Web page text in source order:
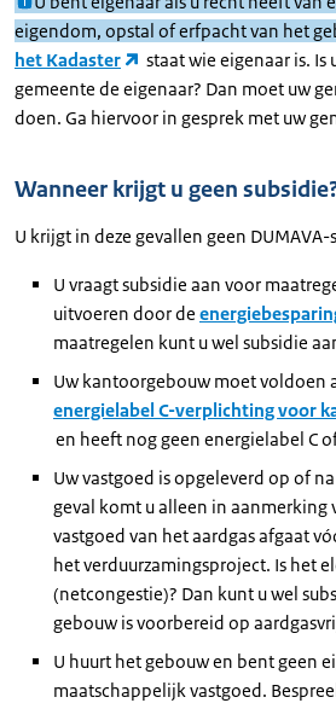
eigendom, opstal of erfpacht van het
het Kadaster
staat wie eigenaar is. Is
gemeente de eigenaar? Dan moet uw
doen. Ga hiervoor in gesprek met uw
Wanneer krijgt u geen
U krijgt in deze gevallen geen DUMAVA-
U vraagt subsidie aan voor
uitvoeren door de
maatregelen kunt u wel subsidie
Uw kantoorgebouw moet voldoen
energielabel C-verplichting voor
en heeft nog geen energielabel C
Uw vastgoed is opgeleverd op of
geval komt u alleen in aanmerking
vastgoed van het aardgas afgaat
het verduurzamingsproject. Is het
(netcongestie)? Dan kunt u wel
gebouw is voorbereid op
U huurt het gebouw en bent geen
maatschappelijk vastgoed.